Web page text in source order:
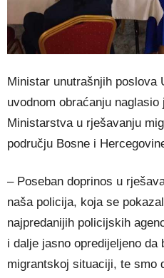
Ministar unutrašnjih poslova
uvodnom obraćanju
Ministarstva u rješavanju
području Bosne i
– Poseban doprinos u
naša policija, koja se
najpredanijih policijskih
i dalje jasno opredijeljeno
migrantskoj situaciji, te smo